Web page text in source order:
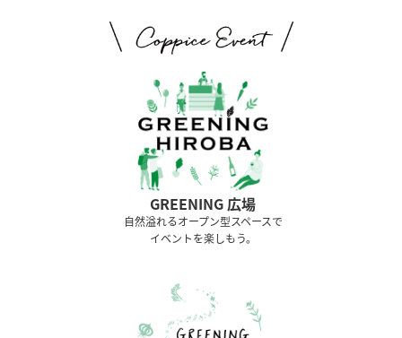
GREENING 広場
⾃然溢れるオープン型スペースで
イベントを楽しもう。